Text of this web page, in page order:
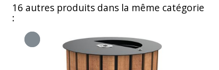
16 autres produits dans la même catégorie
: